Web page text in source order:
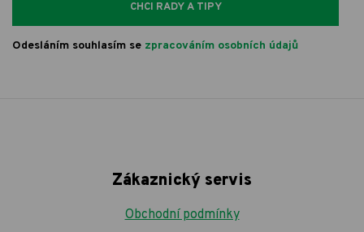
CHCI RADY A TIPY
Odesláním souhlasím se zpracováním osobních údajů
Zákaznický servis
Obchodní podmínky